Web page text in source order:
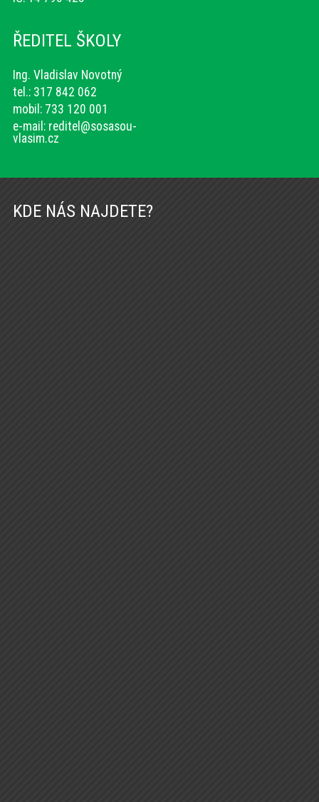
ŘEDITEL ŠKOLY
Ing. Vladislav Novotný
tel.: 317 842 062
mobil: 733 120 001
e-mail: reditel@sosasou-
vlasim.cz
KDE NÁS NAJDETE?